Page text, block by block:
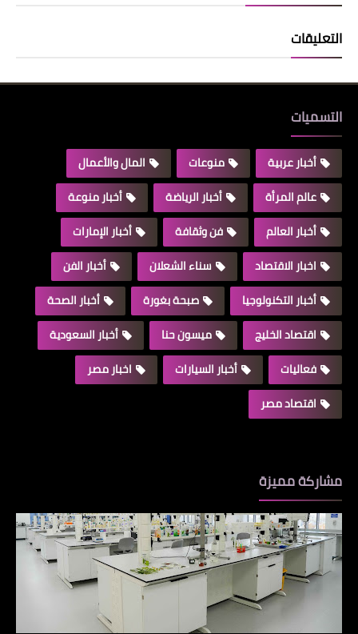
التعليقات
التسميات
أخبار عربية منوعات
المال والأعمال
عالم المرأة
أخبار الرياضة
أخبار منوعة
أخبار العالم
فن وثقافة
أخبار الإمارات
اخبار الاقتصاد
سناء الشعلان
أخبار الفن
أخبار التكنولوجيا
صبحة بغورة
أخبار الصحة
اقتصاد الخليج
ميسون حنا
أخبار السعودية
فعاليات
أخبار السيارات
اخبار مصر
اقتصاد مصر
مشاركة مميزة